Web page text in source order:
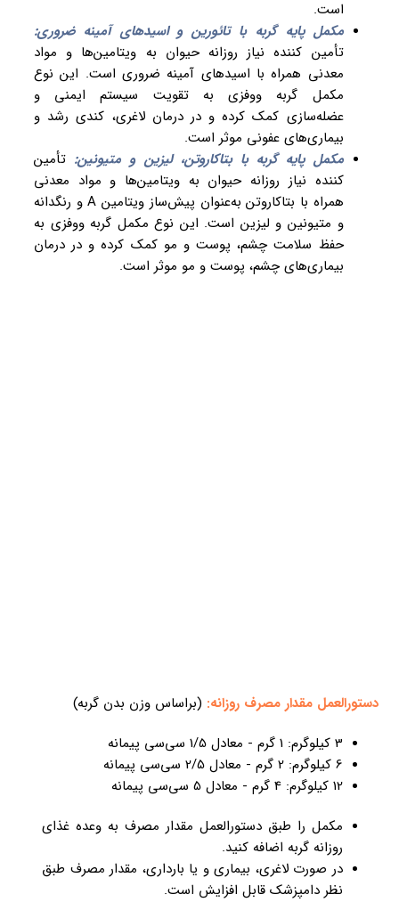
دستورالعمل مقدار مصرف روزانه: (براساس وزن بدن گربه)
3 کیلوگرم: 1 گرم - معادل 1/5 سی‌سی پیمانه
6 کیلوگرم: 2 گرم - معادل 2/5 سی‌سی پیمانه
12 کیلوگرم: 4 گرم - معادل 5 سی‌سی پیمانه
مکمل را طبق دستورالعمل مقدار مصرف به وعده غذای
روزانه گربه اضافه کنید.
در صورت لاغری، بیماری و یا بارداری، مقدار مصرف طبق
نظر دامپزشک قابل افزایش است.
است.
مکمل پایه گربه با تائورین و اسیدهای آمینه ضروری:
تأمین کننده نیاز روزانه حیوان به ویتامین‌ها و مواد
معدنی همراه با اسیدهای آمینه ضروری است. این نوع
مکمل گربه ووفزی به تقویت سیستم ایمنی و
عضله‌سازی کمک کرده و در درمان لاغری، کندی رشد و
بیماری‌های عفونی موثر است.
مکمل پایه گربه با بتاکاروتن، لیزین و متیونین: تأمین
کننده نیاز روزانه حیوان به ویتامین‌ها و مواد معدنی
همراه با بتاکاروتن به‌عنوان پیش‌ساز ویتامین A و رنگدانه
و متیونین و لیزین است. این نوع مکمل گربه ووفزی به
حفظ سلامت چشم، پوست و مو کمک کرده و در درمان
بیماری‌های چشم، پوست و مو موثر است.